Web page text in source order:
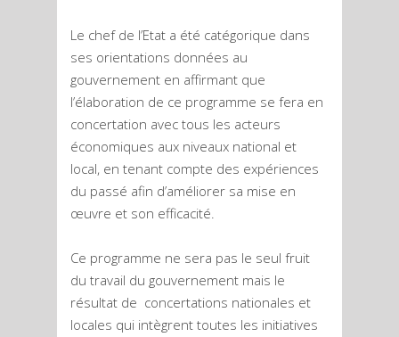
Le chef de l’Etat a été catégorique dans
ses orientations données au
gouvernement en affirmant que
l’élaboration de ce programme se fera en
concertation avec tous les acteurs
économiques aux niveaux national et
local, en tenant compte des expériences
du passé afin d’améliorer sa mise en
œuvre et son efficacité.
Ce programme ne sera pas le seul fruit
du travail du gouvernement mais le
résultat de concertations nationales et
locales qui intègrent toutes les initiatives